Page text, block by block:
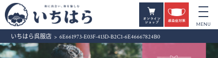
いちはら呉服店 > 6E661973-E03F-413D-B2C1-6E46667824B0